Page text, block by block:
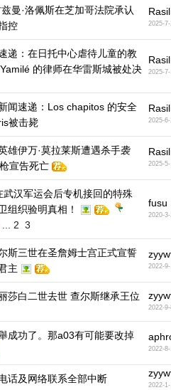
曼·洛佩斯在芝加哥法院承认
控
2025-
递：在日托中心虐待儿童的教
的律师在华雷斯城被处决
2025-7-
闻速递：Los chapitos 的安全
被击毙
2025-
雄伊万·莫拉莱斯遭遇杀手袭
宣告死亡
2025-
武汉军运会后专机接回的特殊
组织验明真相！
2 3
fusu
2020-
斯三世在圣詹姆士宫正式宣誓
主
2022-
莎白二世去世 查尔斯继承王位
2022-9-
成功了。那a03有可能要改掉
2022-
话及网络联系全部中断
2022-